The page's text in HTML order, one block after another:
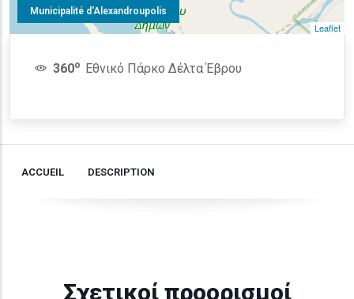
Municipalité d'Alexandroupolis
Leaflet
360o Εθνικό Πάρκο Δέλτα Έβρου
ACCUEIL DESCRIPTION
Σχετικοί προορισμοί